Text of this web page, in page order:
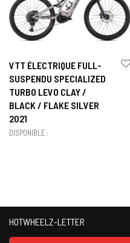
VTT ÉLECTRIQUE FULL-
SUSPENDU SPECIALIZED
TURBO LEVO CLAY /
BLACK / FLAKE SILVER
2021
DISPONIBLE :
HOTWHEELZ-LETTER